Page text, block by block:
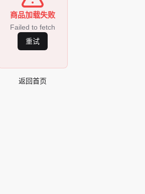
商品加载失败
Failed to fetch
重试
返回首页